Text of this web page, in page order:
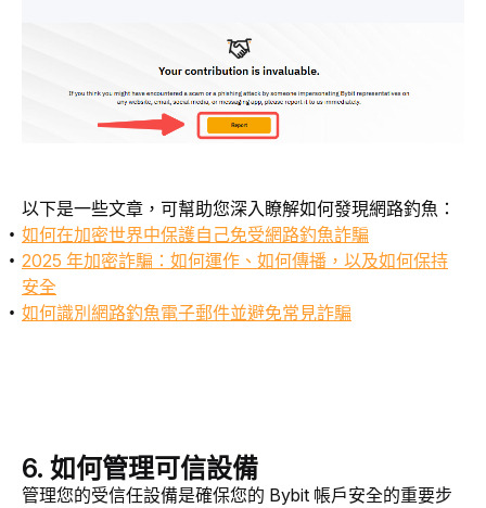
以下是一些文章，可幫助您深入瞭解如何發現網路釣魚：
如何在加密世界中保護自己免受網路釣魚詐騙
2025 年加密詐騙：如何運作、如何傳播，以及如何保持
安全
如何識別網路釣魚電子郵件並避免常見詐騙
6. 如何管理可信設備
管理您的受信任設備是確保您的 Bybit 帳戶安全的重要步